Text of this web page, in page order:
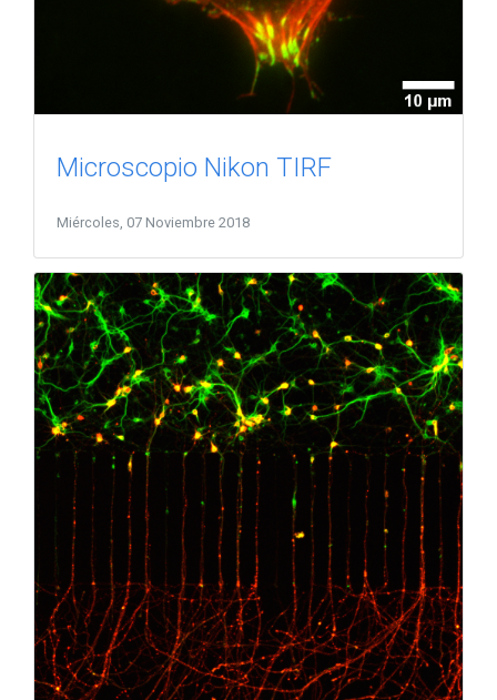
Microscopio Nikon TIRF
Miércoles, 07 Noviembre 2018